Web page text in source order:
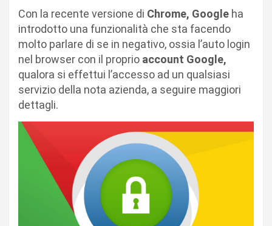
Con la recente versione di Chrome, Google ha
introdotto una funzionalità che sta facendo
molto parlare di se in negativo, ossia l’auto login
nel browser con il proprio account Google,
qualora si effettui l’accesso ad un qualsiasi
servizio della nota azienda, a seguire maggiori
dettagli.